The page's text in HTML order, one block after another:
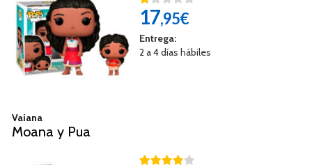
17,95€
Entrega:
2 a 4 días hábiles
Vaiana
Moana y Pua